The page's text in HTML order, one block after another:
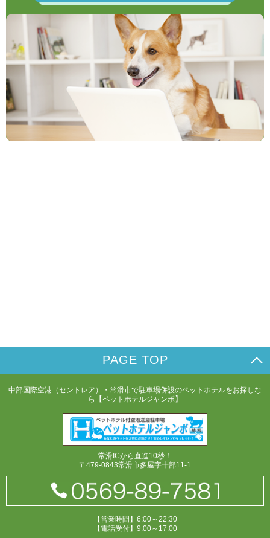
PAGE TOP
中部国際空港（セントレア）・常滑市で駐車場併設のペットホテルをお探しな
ら【ペットホテルジャンボ】
常滑ICから直進10秒！
〒479-0843常滑市多屋字十部11-1
【営業時間】6:00～22:30
【電話受付】9:00～17:00